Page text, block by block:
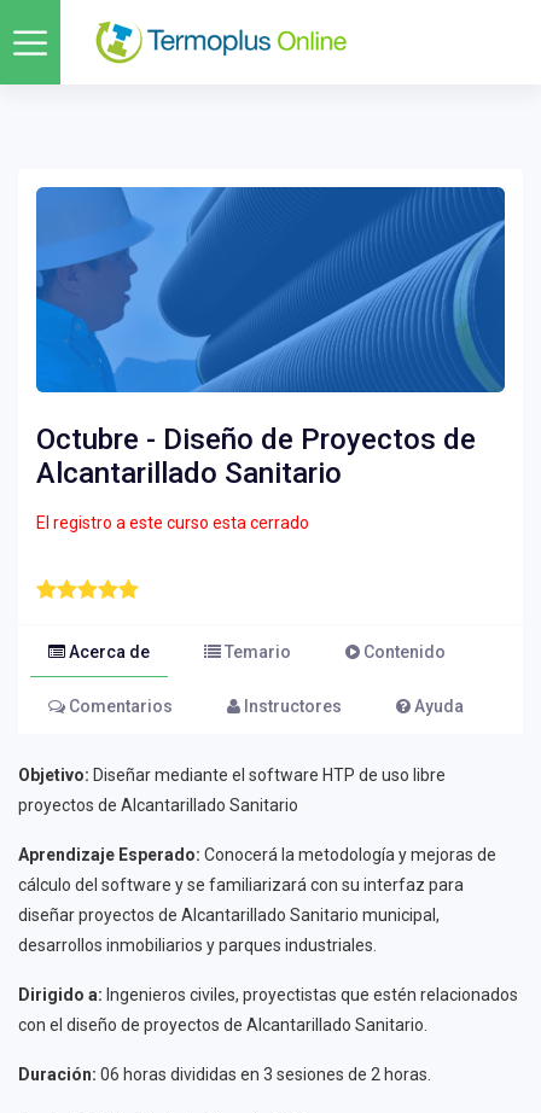
Octubre - Diseño de Proyectos de
Alcantarillado Sanitario
El registro a este curso esta cerrado
Acerca de Temario Contenido
Comentarios Instructores Ayuda
Objetivo: Diseñar mediante el software HTP de uso libre
proyectos de Alcantarillado Sanitario
Aprendizaje Esperado: Conocerá la metodología y mejoras de
cálculo del software y se familiarizará con su interfaz para
diseñar proyectos de Alcantarillado Sanitario municipal,
desarrollos inmobiliarios y parques industriales.
Dirigido a: Ingenieros civiles, proyectistas que estén relacionados
con el diseño de proyectos de Alcantarillado Sanitario.
Duración: 06 horas divididas en 3 sesiones de 2 horas.